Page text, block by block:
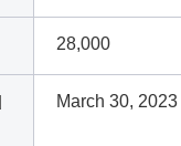
28,000
March 30, 2023